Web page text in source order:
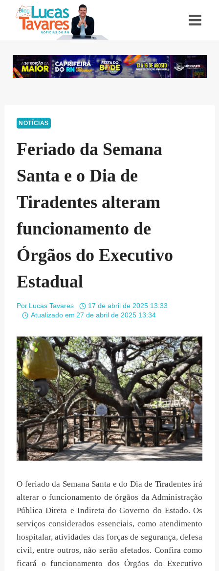
NOTÍCIAS
Feriado da Semana
Santa e o Dia de
Tiradentes alteram
funcionamento de
Órgãos do Executivo
Estadual
Por Lucas Tavares
17 de abril de 2025 13:33
Atualizado em 27 de abril de 2025 13:34
O feriado da Semana Santa e do Dia de Tiradentes irá
alterar o funcionamento de órgãos da Administração
Pública Direta e Indireta do Governo do Estado. Os
serviços considerados essenciais, como atendimento
hospitalar, atividades das forças de segurança, defesa
civil, entre outros, não serão afetados. Confira como
ficará o funcionamento dos Órgãos do Executivo